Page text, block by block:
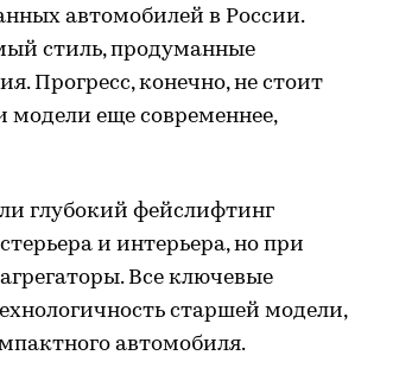
автомобилей в России.
стиль, продуманные
Прогресс, конечно, не стоит
модели еще современнее,
глубокий фейслифтинг
и интерьера, но при
Все ключевые
старшей модели,
автомобиля.